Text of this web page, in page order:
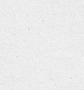
Educación
proyectos
eficiencia
escuelas